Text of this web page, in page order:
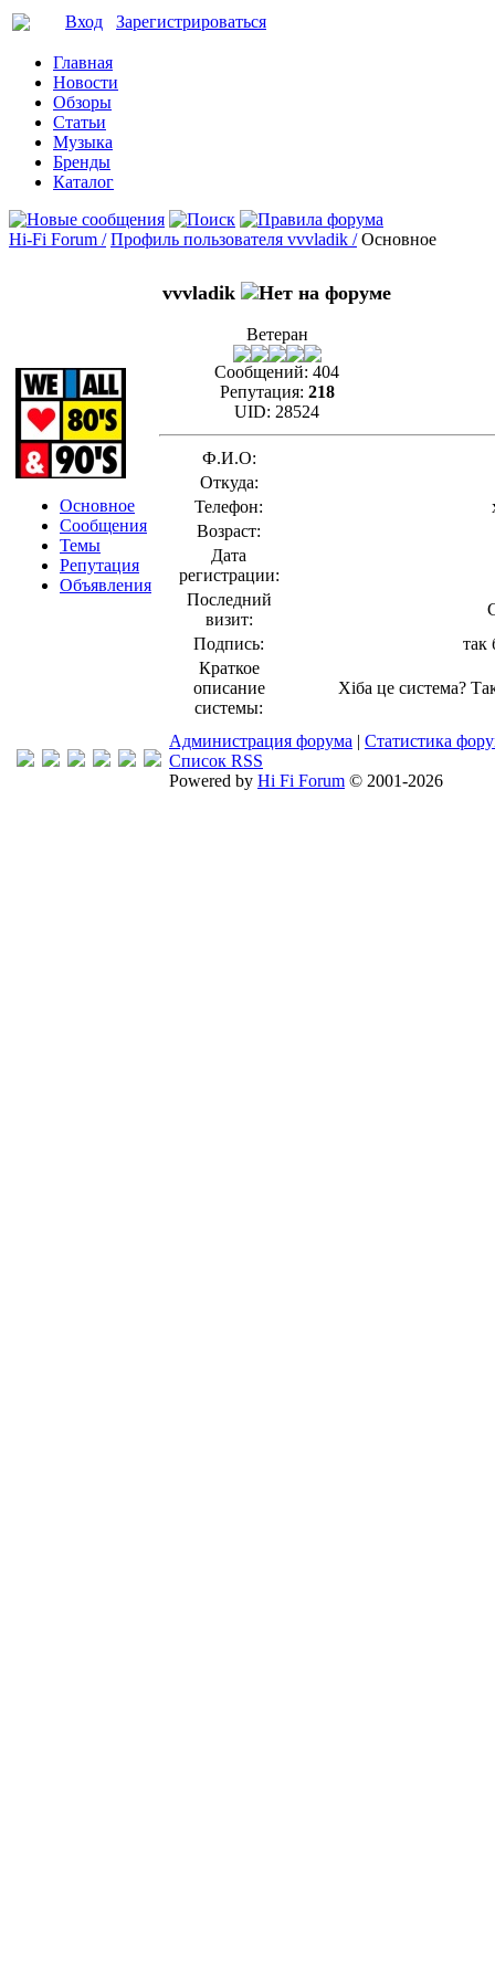
Вход Зарегистрироваться
Главная
Новости
Обзоры
Статьи
Музыка
Бренды
Каталог
Hi-Fi Forum / Профиль пользователя vvvladik / Основное
Основное
Сообщения
Темы
Репутация
Объявления
vvvladik
Ветеран
Сообщений: 404
Репутация: 218
UID: 28524
Ф.И.О:
Откуда:
Телефон:
Возраст:
Дата
регистрации:
Последний
визит:
Подпись:
так
Краткое
описание
системы:
Хіба це система?
Администрация форума | Статистика
Список RSS
Powered by Hi Fi Forum © 2001-2026